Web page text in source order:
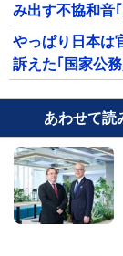
み出す不協和音
やっぱり日本は
訴えた｢国家公
あわせて読